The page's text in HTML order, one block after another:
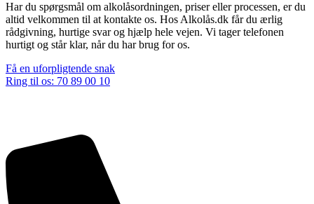
Har du spørgsmål om alkolåsordningen, priser eller processen, er du
altid velkommen til at kontakte os. Hos Alkolås.dk får du ærlig
rådgivning, hurtige svar og hjælp hele vejen. Vi tager telefonen
hurtigt og står klar, når du har brug for os.
Få en uforpligtende snak
Ring til os: 70 89 00 10